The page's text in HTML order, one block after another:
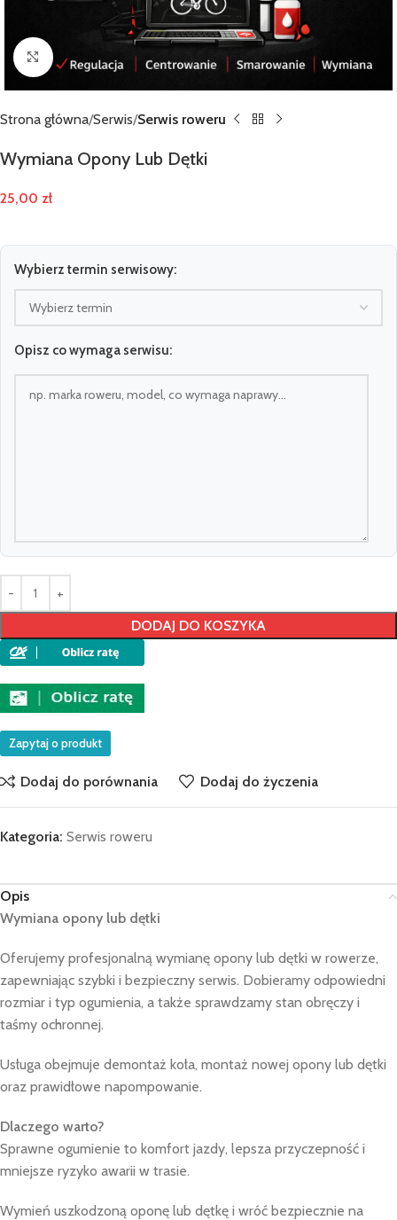
Kliknij, aby powiększyć zdjęcie
Strona główna Serwis Serwis roweru
Wymiana Opony Lub Dętki
25,00 zł
Wybierz termin serwisowy:
Opisz co wymaga serwisu:
DODAJ DO KOSZYKA
Zapytaj o produkt
Dodaj do porównania Dodaj do życzenia
Kategoria: Serwis roweru
Opis
Wymiana opony lub dętki
Oferujemy profesjonalną wymianę opony lub dętki w rowerze,
zapewniając szybki i bezpieczny serwis. Dobieramy odpowiedni
rozmiar i typ ogumienia, a także sprawdzamy stan obręczy i
taśmy ochronnej.
Usługa obejmuje demontaż koła, montaż nowej opony lub dętki
oraz prawidłowe napompowanie.
Dlaczego warto?
Sprawne ogumienie to komfort jazdy, lepsza przyczepność i
mniejsze ryzyko awarii w trasie.
Wymień uszkodzoną oponę lub dętkę i wróć bezpiecznie na